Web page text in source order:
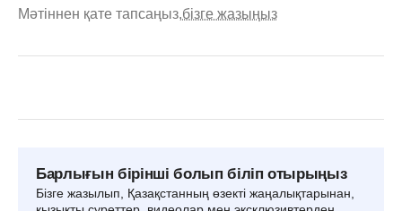
Мәтіннен қате тапсаңыз,бізге жазыңыз
Барлығын бірінші болып біліп отырыңыз
Бізге жазылып, Қазақстанның өзекті жаңалықтарынан,